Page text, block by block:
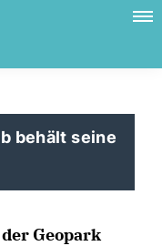
behält seine
Geopark